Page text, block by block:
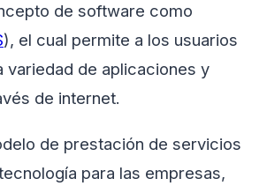
de software como
), el cual permite a los usuarios
variedad de aplicaciones y
de internet.
de prestación de servicios
para las empresas,